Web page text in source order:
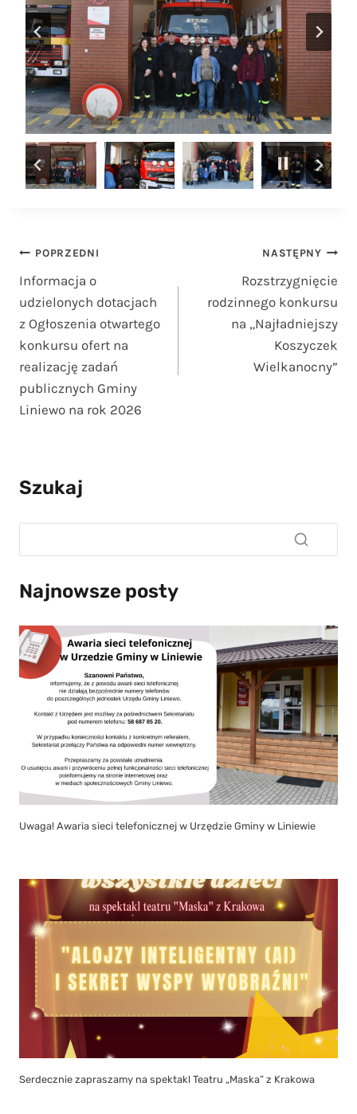
Nawigacja
wpisu
POPRZEDNI
Informacja o
udzielonych dotacjach
z Ogłoszenia otwartego
konkursu ofert na
realizację zadań
publicznych Gminy
Liniewo na rok 2026
NASTĘPNY
Rozstrzygnięcie
rodzinnego konkursu
na „Najładniejszy
Koszyczek
Wielkanocny”
Szukaj
Najnowsze posty
Uwaga! Awaria sieci telefonicznej w Urzędzie Gminy w Liniewie
Serdecznie zapraszamy na spektakl Teatru „Maska” z Krakowa